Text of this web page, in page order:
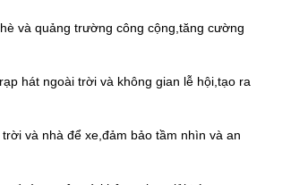
và quảng trường công cộng,tăng cường
hát ngoài trời và không gian lễ hội,tạo ra
và nhà để xe,đảm bảo tầm nhìn và an